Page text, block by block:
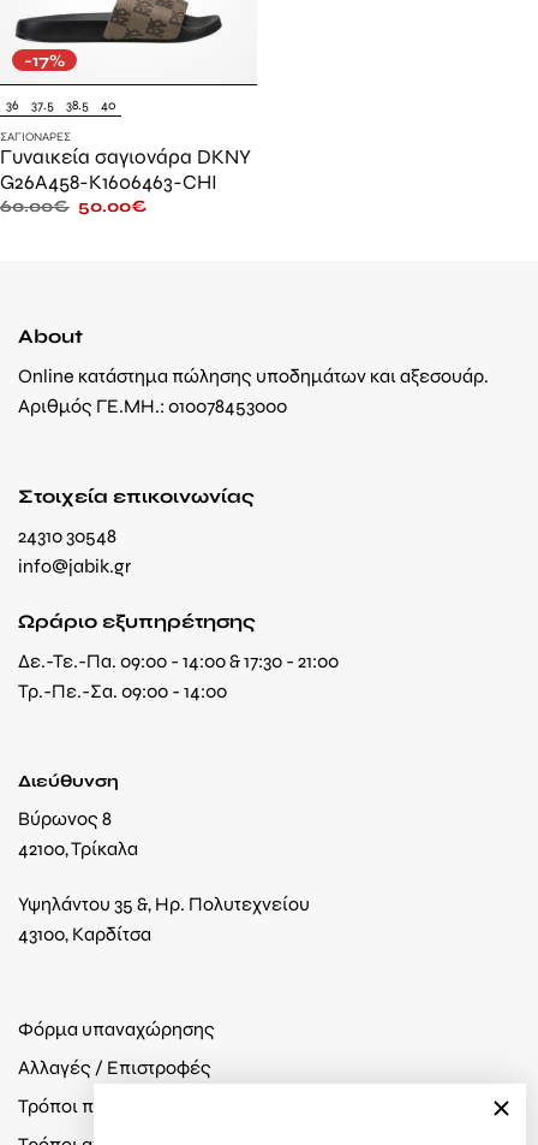
-17%
36 37.5 38.5 40
ΣΑΓΙΟΝΆΡΕΣ
Γυναικεία σαγιονάρα DKNY
G26A458-K1606463-CHI
60.00€ 50.00€
About
Online κατάστημα πώλησης υποδημάτων και αξεσουάρ.
Αριθμός ΓΕ.ΜΗ.: 010078453000
Στοιχεία επικοινωνίας
24310 30548
info@jabik.gr
Ωράριο εξυπηρέτησης
Δε.-Τε.-Πα. 09:00 - 14:00 & 17:30 - 21:00
Τρ.-Πε.-Σα. 09:00 - 14:00
Διεύθυνση
Βύρωνος 8
42100, Τρίκαλα
Υψηλάντου 35 &, Ηρ. Πολυτεχνείου
43100, Καρδίτσα
Φόρμα υπαναχώρησης
Αλλαγές / Επιστροφές
Τρόποι πληρωμής